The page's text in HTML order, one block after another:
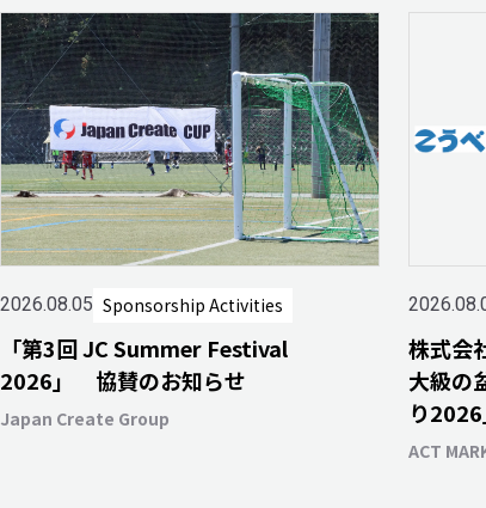
2026.08.05 Sponsorship Activities
「第3回 JC Summer Festival
2026」 協賛のお知らせ
Japan Create Group
株式会
大級の
り
ACT